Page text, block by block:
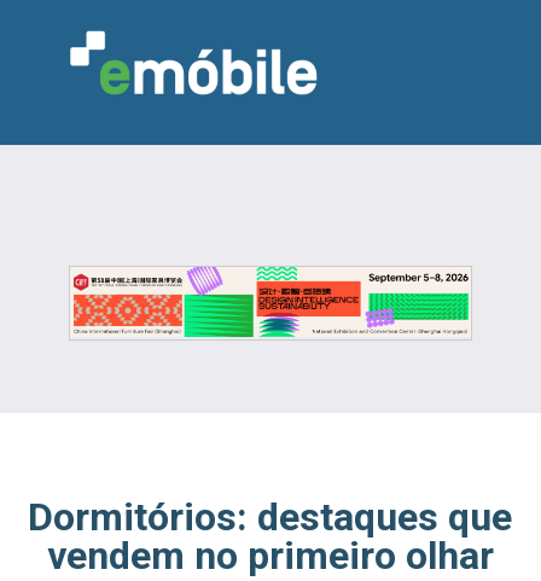
INDÚSTRIA MARCENARIA
DESIGN & DECORAÇÃO
INDICADORES
FEIRAS NOTÍCIAS
Dormitórios: destaques que
vendem no primeiro olhar